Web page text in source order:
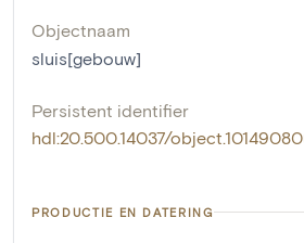
Objectnaam
sluis[gebouw]
Persistent identifier
hdl:20.500.14037/object.10149080
PRODUCTIE EN DATERING